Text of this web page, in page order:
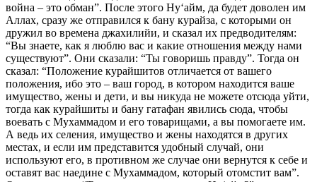
война – это обман”. После этого Ну‘айм, да будет доволен им
Аллах, сразу же отправился к бану курайза, с которыми он
дружил во времена джахилийи, и сказал их предводителям:
“Вы знаете, как я люблю вас и какие отношения между нами
существуют”. Они сказали: “Ты говоришь правду”. Тогда он
сказал: “Положение курайшитов отличается от вашего
положения, ибо это – ваш город, в котором находится ваше
имущество, жены и дети, и вы никуда не можете отсюда уйти,
тогда как курайшиты и бану гатафан явились сюда, чтобы
воевать с Мухаммадом и его товарищами, а вы помогаете им.
А ведь их селения, имущество и жены находятся в других
местах, и если им представится удобный случай, они
используют его, в противном же случае они вернутся к себе и
оставят вас наедине с Мухаммадом, который отомстит вам”.